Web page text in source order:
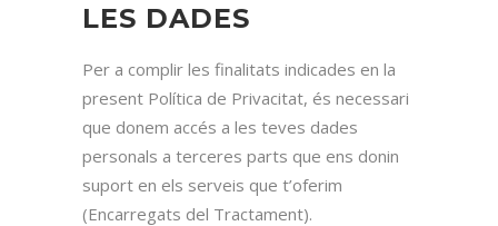
LES DADES
Per a complir les finalitats indicades en la
present Política de Privacitat, és necessari
que donem accés a les teves dades
personals a terceres parts que ens donin
suport en els serveis que t’oferim
(Encarregats del Tractament).